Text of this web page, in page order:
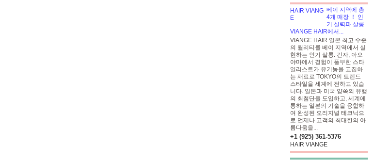
베이 지역에 총
4개 매장 ！ 인
기 실력파 살롱
VIANGE HAIR에서...
VIANGE HAIR 일본 최고 수준
의 퀄리티를 베이 지역에서 실
현하는 인기 살롱. 긴자, 아오
야마에서 경험이 풍부한 스타
일리스트가 유기농을 고집하
는 재료로 TOKYO의 트렌드
스타일을 세계에 전하고 있습
니다. 일본과 미국 양쪽의 유행
의 최첨단을 도입하고, 세계에
통하는 일본의 기술을 융합하
여 완성된 오리지널 테크닉으
로 언제나 고객의 최대한의 아
름다움을...
+1 (925) 361-5376
HAIR VIANGE